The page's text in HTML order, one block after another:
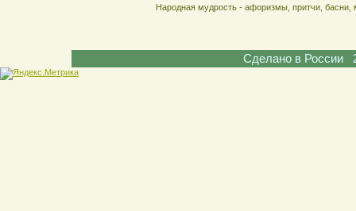
Народная мудрость - афоризмы, притчи,
Сделано в России